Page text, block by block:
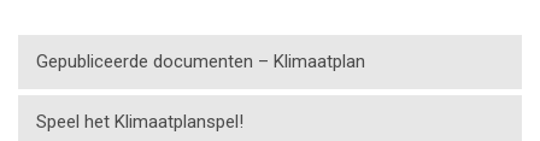
Gepubliceerde documenten – Klimaatplan
Speel het Klimaatplanspel!